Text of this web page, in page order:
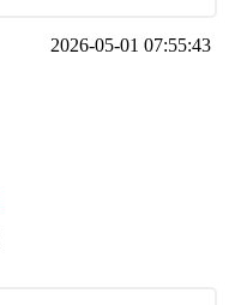
2026-05-01 07:55:43